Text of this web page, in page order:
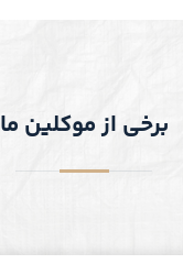
برخی از موکلین ما